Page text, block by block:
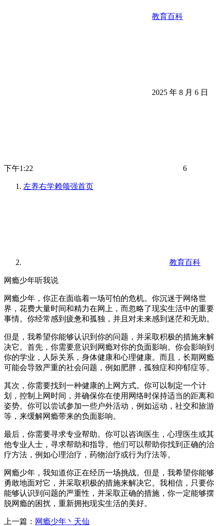
教育百科
2025 年 8 月 6 日
下午1:22 6
左养右学赖颂强首页
教育百科
网瘾少年听我说
网瘾少年，你正在面临着一场可怕的危机。你沉迷于网络世
界，花费大量时间和精力在网上，而忽略了现实生活中的重要
事情。你经常感到疲惫和孤独，并且对未来感到迷茫和无助。
但是，我希望你能够认识到你的问题，并采取积极的措施来解
决它。首先，你需要意识到网瘾对你的负面影响。你会影响到
你的学业，人际关系，身体健康和心理健康。而且，长期网瘾
可能会导致严重的社会问题，例如肥胖，孤独症和抑郁症等。
其次，你需要找到一种健康的上网方式。你可以制定一个计
划，控制上网时间，并确保你在使用网络时保持适当的距离和
姿势。你可以尝试参加一些户外活动，例如运动，社交和旅游
等，来缓解网瘾带来的负面影响。
最后，你需要寻求专业帮助。你可以咨询医生，心理医生或其
他专业人士，寻求帮助和指导。他们可以帮助你找到正确的治
疗方法，例如心理治疗，药物治疗或行为疗法等。
网瘾少年，我知道你正在经历一场挑战。但是，我希望你能够
勇敢地面对它，并采取积极的措施来解决它。我相信，只要你
能够认识到问题的严重性，并采取正确的措施，你一定能够摆
脱网瘾的困扰，重新拥抱现实生活的美好。
上一篇： 网瘾少年丶天仙